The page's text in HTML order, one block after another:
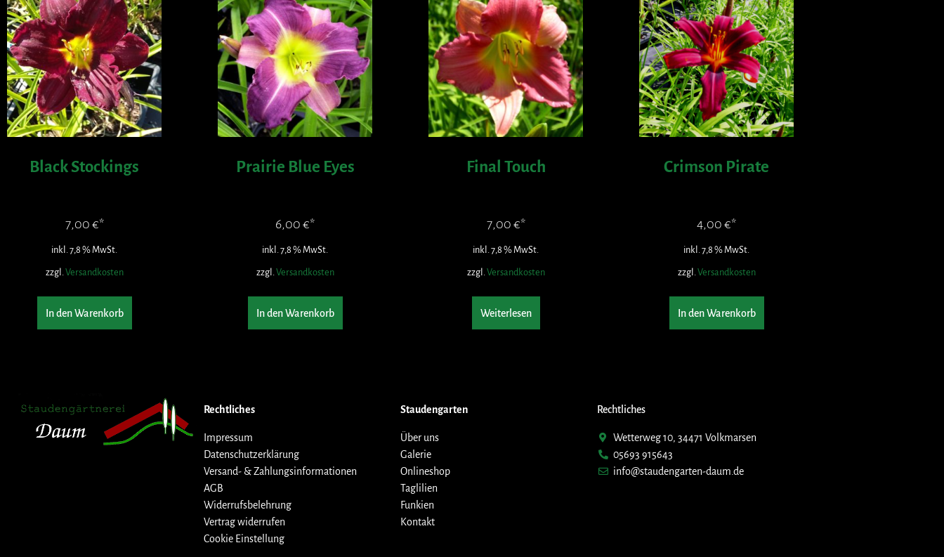
Black Stockings
7,00 €
inkl. 7,8 % MwSt.
zzgl.Versandkosten
In den Warenkorb
Prairie Blue Eyes
6,00 €
inkl. 7,8 % MwSt.
zzgl.Versandkosten
In den Warenkorb
Final Touch
7,00 €
inkl. 7,8 % MwSt.
zzgl.Versandkosten
Weiterlesen
Crimson Pirate
4,00 €
inkl. 7,8 % MwSt.
zzgl.Versandkosten
In den Warenkorb
Rechtliches
Impressum
Datenschutzerklärung
Versand- & Zahlungsinformationen
AGB
Widerrufsbelehrung
Vertrag widerrufen
Cookie Einstellung
Staudengarten
Über uns
Galerie
Onlineshop
Taglilien
Funkien
Kontakt
Rechtliches
Wetterweg 10, 34471 Volkmarsen
05693 915643
info@staudengarten-daum.de